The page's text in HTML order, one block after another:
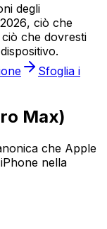
degli
ciò che
che dovresti
Sfoglia i
Max)
che Apple
nella